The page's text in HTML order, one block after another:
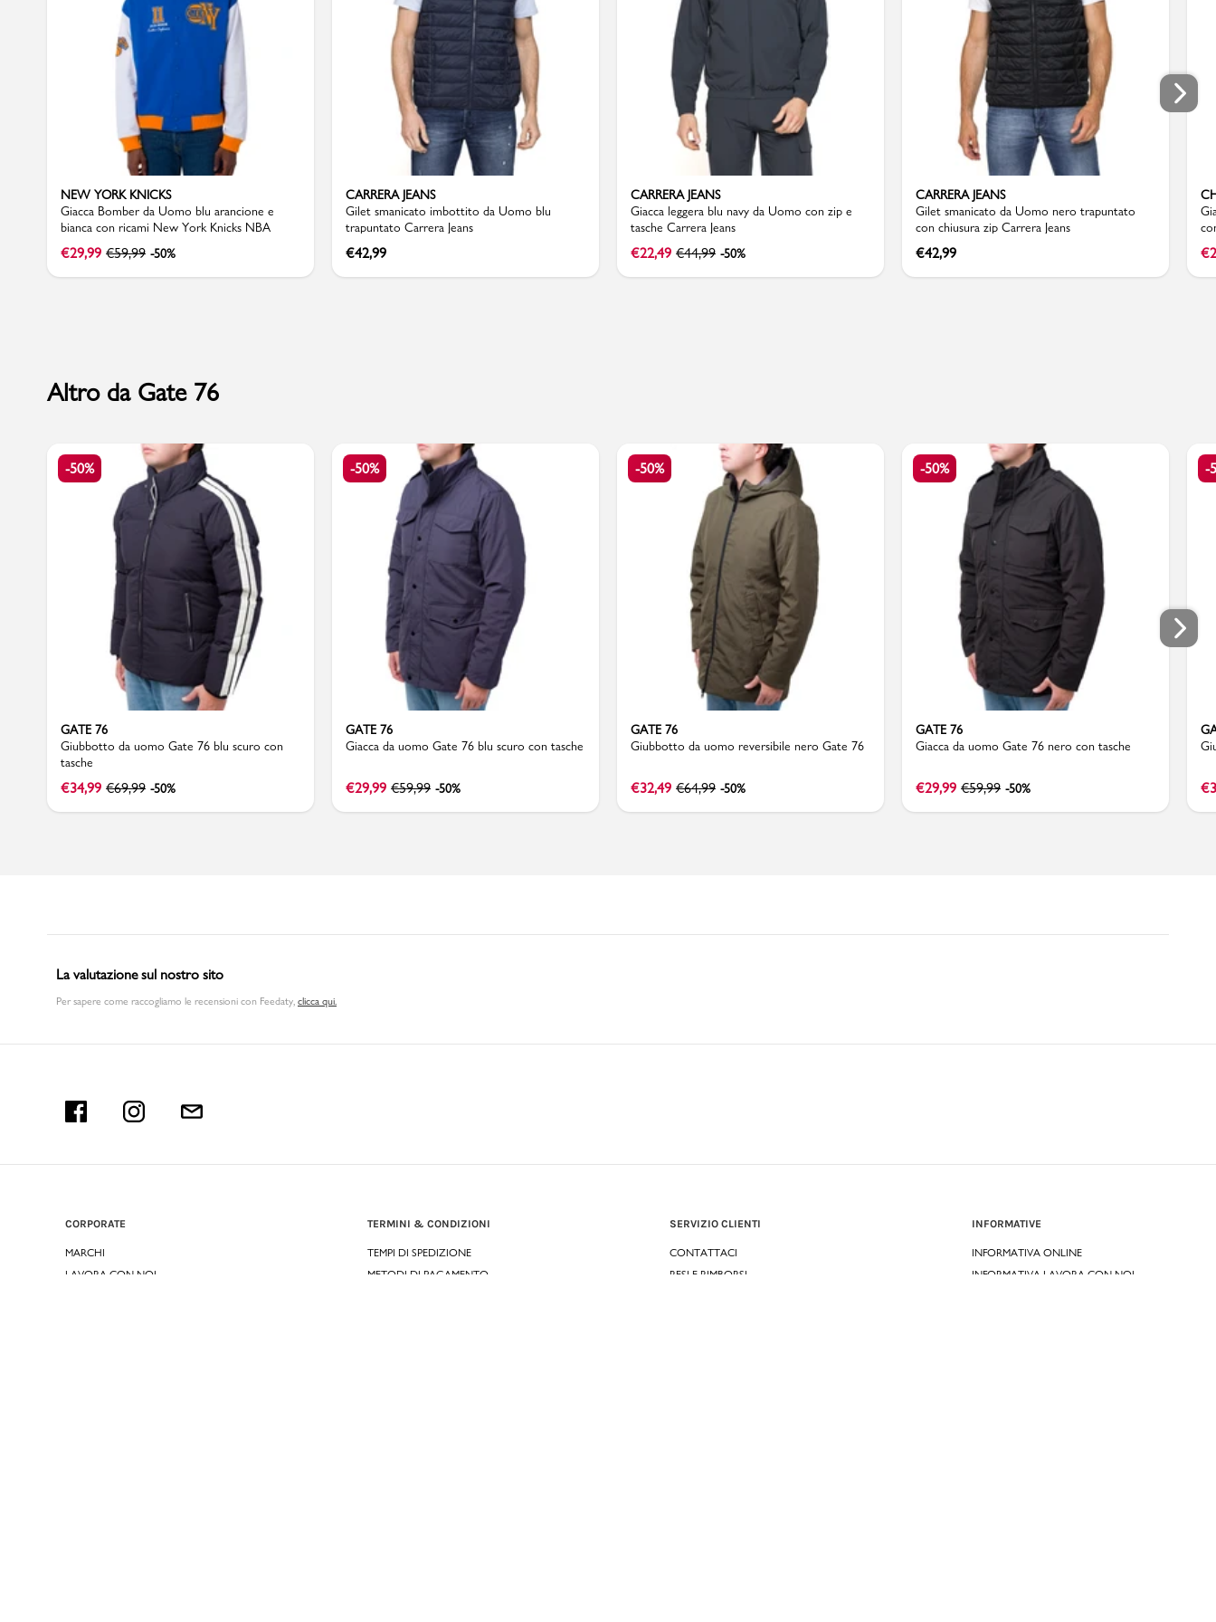
Accedi | Registrati
Promo & News
pcard
Gift card
altezza 73 cm
NEW YORK KNICKS
Giacca Bomber da Uomo blu arancione e
bianca con ricami New York Knicks NBA
€29,99 €59,99 -50%
CARRERA JEANS
Gilet smanicato imbottito da Uomo blu
trapuntato Carrera Jeans
€42,99
CARRERA JEANS
Giacca leggera blu navy da Uomo con zip e
tasche Carrera Jeans
€22,49 €44,99 -50%
CARRERA JEANS
Gilet smanicato da Uomo nero trapuntato
con chiusura zip Carrera Jeans
€42,99 €
Altro da Gate 76
-50%
GATE 76
Giubbotto da uomo Gate 76 blu scuro con
tasche
€34,99 €69,99 -50%
-50%
GATE 76
Giacca da uomo Gate 76 blu scuro con tasche
€29,99 €59,99 -50%
-50%
GATE 76
Giubbotto da uomo reversibile nero Gate 76
€32,49 €64,99 -50%
-50%
GATE 76
Giacca da uomo Gate 76 nero con tasche
€29,99 €59,99 -50%
-
€
La valutazione sul nostro sito
Per sapere come raccogliamo le recensioni con Feedaty clicca qui.
CORPORATE
MARCHI
LAVORA CON NOI
TERMINI & CONDIZIONI
TEMPI DI SPEDIZIONE
METODI DI PAGAMENTO
SERVIZIO CLIENTI
CONTATTACI
RESI E RIMBORSI
INFORMATIVE
INFORMATIVA ONLINE
INFORMATIVA LAVORA CON NOI